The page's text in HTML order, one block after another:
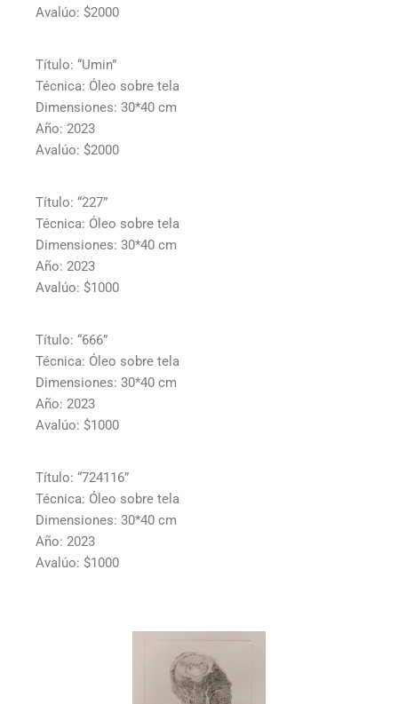
Avalúo: $2000
Título: “Umin”
Técnica: Óleo sobre tela
Dimensiones: 30*40 cm
Año: 2023
Avalúo: $2000
Título: “227”
Técnica: Óleo sobre tela
Dimensiones: 30*40 cm
Año: 2023
Avalúo: $1000
Título: “666”
Técnica: Óleo sobre tela
Dimensiones: 30*40 cm
Año: 2023
Avalúo: $1000
Título: “724116”
Técnica: Óleo sobre tela
Dimensiones: 30*40 cm
Año: 2023
Avalúo: $1000